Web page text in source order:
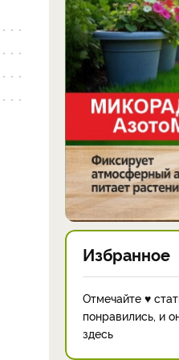
Избранное
Отмечайте ♥
понравились, и
здесь